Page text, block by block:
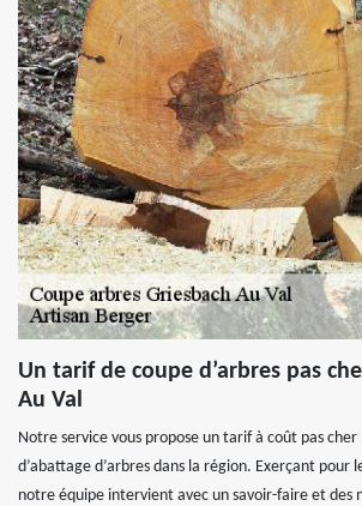
Un tarif de coupe d’arbres pas
Au Val
Notre service vous propose un tarif à coût pas
d’abattage d’arbres dans la région. Exerçant pour
notre équipe intervient avec un savoir-faire et des